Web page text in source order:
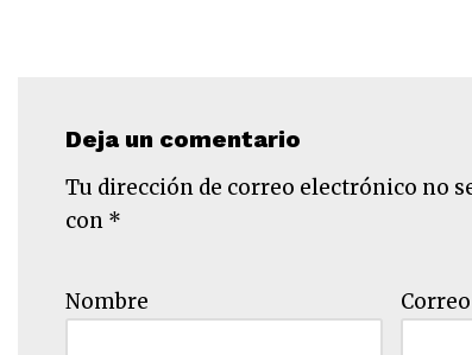
Deja un comentario
Tu dirección de correo electrónico no
con *
Nombre